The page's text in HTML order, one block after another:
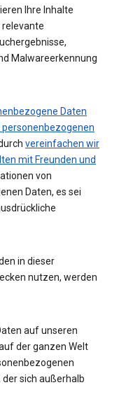
Ihre Inhalte
relevante
Malwareerkennung
Daten
vereinfachen wir
mit Freunden und
von
Daten, es sei
in dieser
nutzen, werden
auf unseren
der ganzen Welt
sich außerhalb